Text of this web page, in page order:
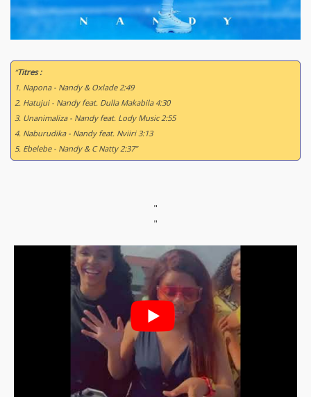
“Titres :
1. Napona - Nandy & Oxlade 2:49
2. Hatujui - Nandy feat. Dulla Makabila 4:30
3. Unanimaliza - Nandy feat. Lody Music 2:55
4. Naburudika - Nandy feat. Nviiri 3:13
5. Ebelebe - Nandy & C Natty 2:37”
"
"